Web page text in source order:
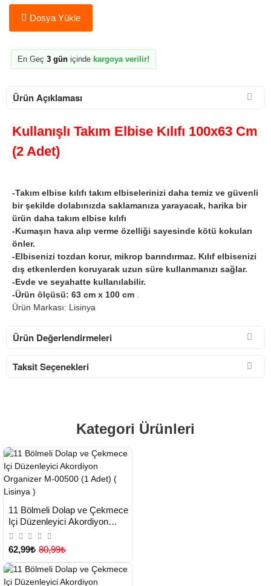
Dosya Yükle
En Geç 3 gün içinde kargoya verilir!
Ürün Açıklaması
Kullanışlı Takım Elbise Kılıfı 100x63 Cm
(2 Adet)
-Takım elbise kılıfı takım elbiselerinizi daha temiz ve güvenli
bir şekilde dolabınızda saklamanıza yarayacak, harika bir
ürün daha takım elbise kılıfı
-Kumaşın hava alıp verme özelliği sayesinde kötü kokuları
önler.
-Elbisenizi tozdan korur, mikrop barındırmaz. Kılıf elbisenizi
dış etkenlerden koruyarak uzun süre kullanmanızı sağlar.
-Evde ve seyahatte kullanılabilir.
-Ürün ölçüsü: 63 cm x 100 cm
Ürün Markası: Lisinya
Ürün Değerlendirmeleri
Taksit Seçenekleri
Kategori Ürünleri
TESLİMAT
11 Bölmeli Dolap ve Çekmece
Içi Düzenleyici Akordiyon
Organizer M-00500 (1 Adet) (
Lisinya )
62,99₺ 80,99₺